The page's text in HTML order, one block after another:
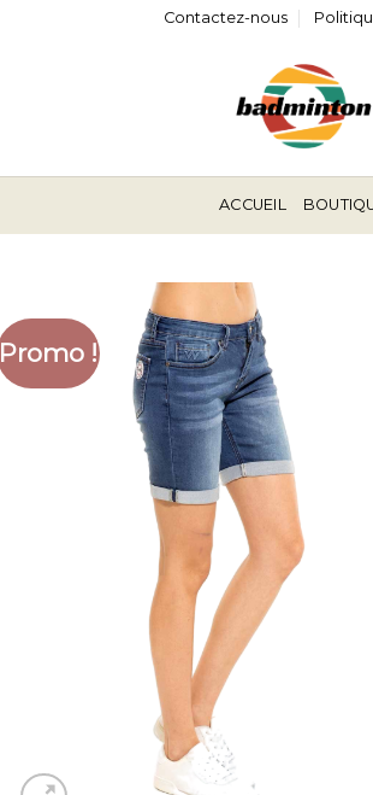
Contactez-nous
ACCUEIL
Promo !